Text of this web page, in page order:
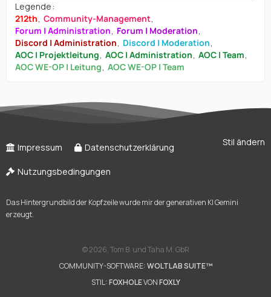
Legende
212th Community-Management
Forum | Administration
Forum | Moderation
Discord | Administration
Discord | Moderation
AOC | Projektleitung AOC | Administration AOC | Team
AOC WE-OP | Leitung AOC WE-OP | Team
Stil ändern
Impressum Datenschutzerklärung
Nutzungsbedingungen
Das Hintergrundbild der Kopfzeile wurde mir der generativen KI Gemini
erzeugt.
©2026, Tom B. und Taha M. GbR
COMMUNITY-SOFTWARE:WOLTLAB SUITE™
STIL:FOXHOLEVONFOXLY